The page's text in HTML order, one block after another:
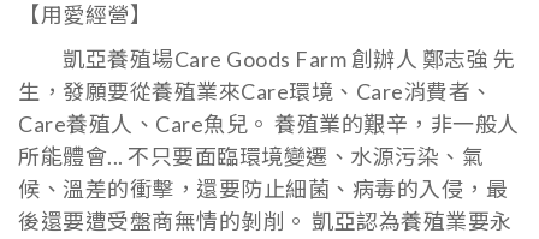
【用愛經營】
凱亞養殖場Care Goods Farm 創辦人 鄭志強 先
生，發願要從養殖業來Care環境、Care消費者、
Care養殖人、Care魚兒。 養殖業的艱辛，非一般人
所能體會... 不只要面臨環境變遷、水源污染、氣
候、溫差的衝擊，還要防止細菌、病毒的入侵，最
後還要遭受盤商無情的剝削。 凱亞認為養殖業要永